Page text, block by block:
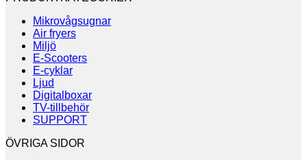
Mikrovågsugnar
Air fryers
Miljö
E-Scooters
E-cyklar
Ljud
Digitalboxar
TV-tillbehör
SUPPORT
ÖVRIGA SIDOR